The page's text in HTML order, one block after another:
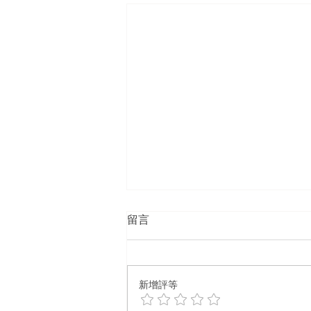
留言
新增評等